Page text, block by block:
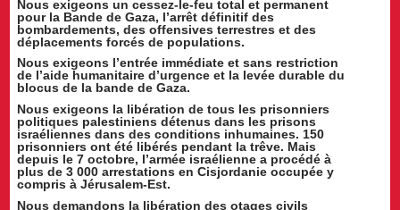
Nous exigeons un cessez-le-feu total et permanent
pour la Bande de Gaza, l’arrêt définitif des
bombardements, des offensives terrestres et des
déplacements forcés de populations.
Nous exigeons l’entrée immédiate et sans restriction
de l’aide humanitaire d’urgence et la levée durable du
blocus de la bande de Gaza.
Nous exigeons la libération de tous les prisonniers
politiques palestiniens détenus dans les prisons
israéliennes dans des conditions inhumaines. 150
prisonniers ont été libérés pendant la trêve. Mais
depuis le 7 octobre, l’armée israélienne a procédé à
plus de 3 000 arrestations en Cisjordanie occupée y
compris à Jérusalem-Est.
Nous demandons la libération des otages civils